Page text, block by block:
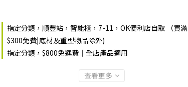
指定分類，順豐站，智能櫃，7-11，OK便利店自取 （買滿
$300免費|底材及重型物品除外)
指定分類，$800免運費｜全店產品適用
查看更多